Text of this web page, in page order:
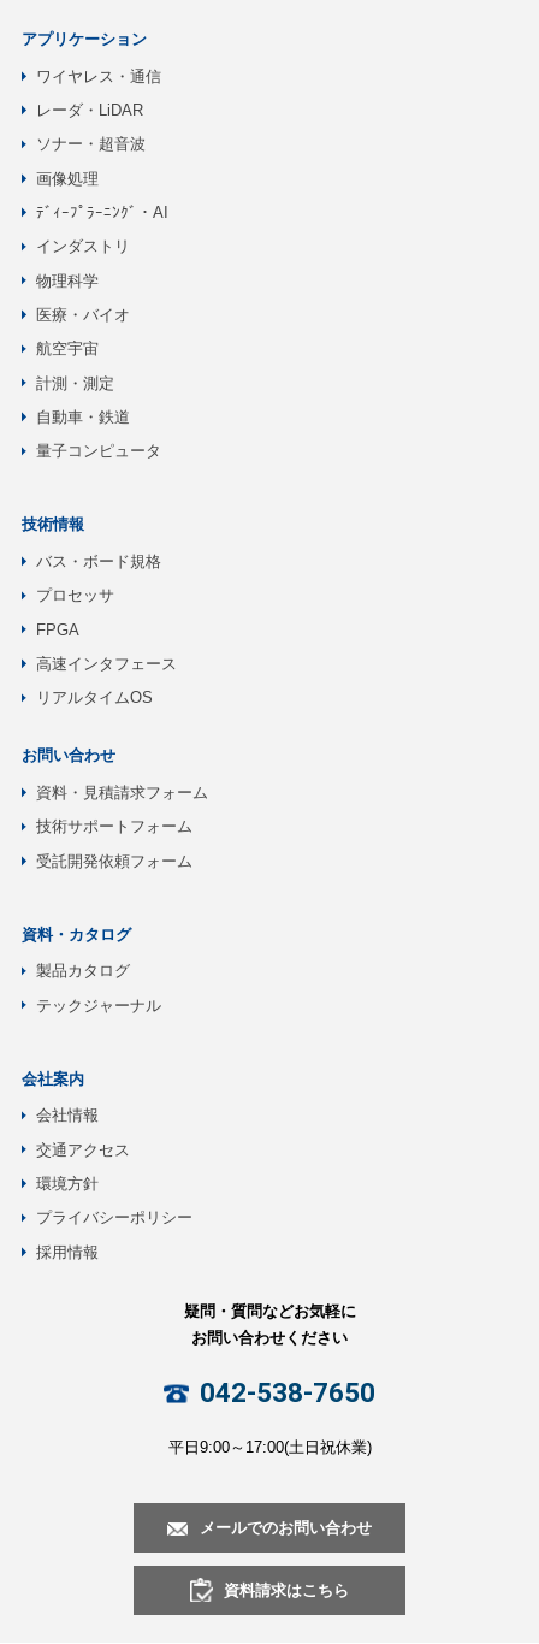
アプリケーション
ワイヤレス・通信
レーダ・LiDAR
ソナー・超音波
画像処理
ﾃﾞｨｰﾌﾟﾗｰﾆﾝｸﾞ・AI
インダストリ
物理科学
医療・バイオ
航空宇宙
計測・測定
自動車・鉄道
量子コンピュータ
技術情報
バス・ボード規格
プロセッサ
FPGA
高速インタフェース
リアルタイムOS
お問い合わせ
資料・見積請求フォーム
技術サポートフォーム
受託開発依頼フォーム
資料・カタログ
製品カタログ
テックジャーナル
会社案内
会社情報
交通アクセス
環境方針
プライバシーポリシー
採用情報
疑問・質問などお気軽に
お問い合わせください
042-538-7650
平日9:00～17:00(土日祝休業)
メールでのお問い合わせ
資料請求はこちら